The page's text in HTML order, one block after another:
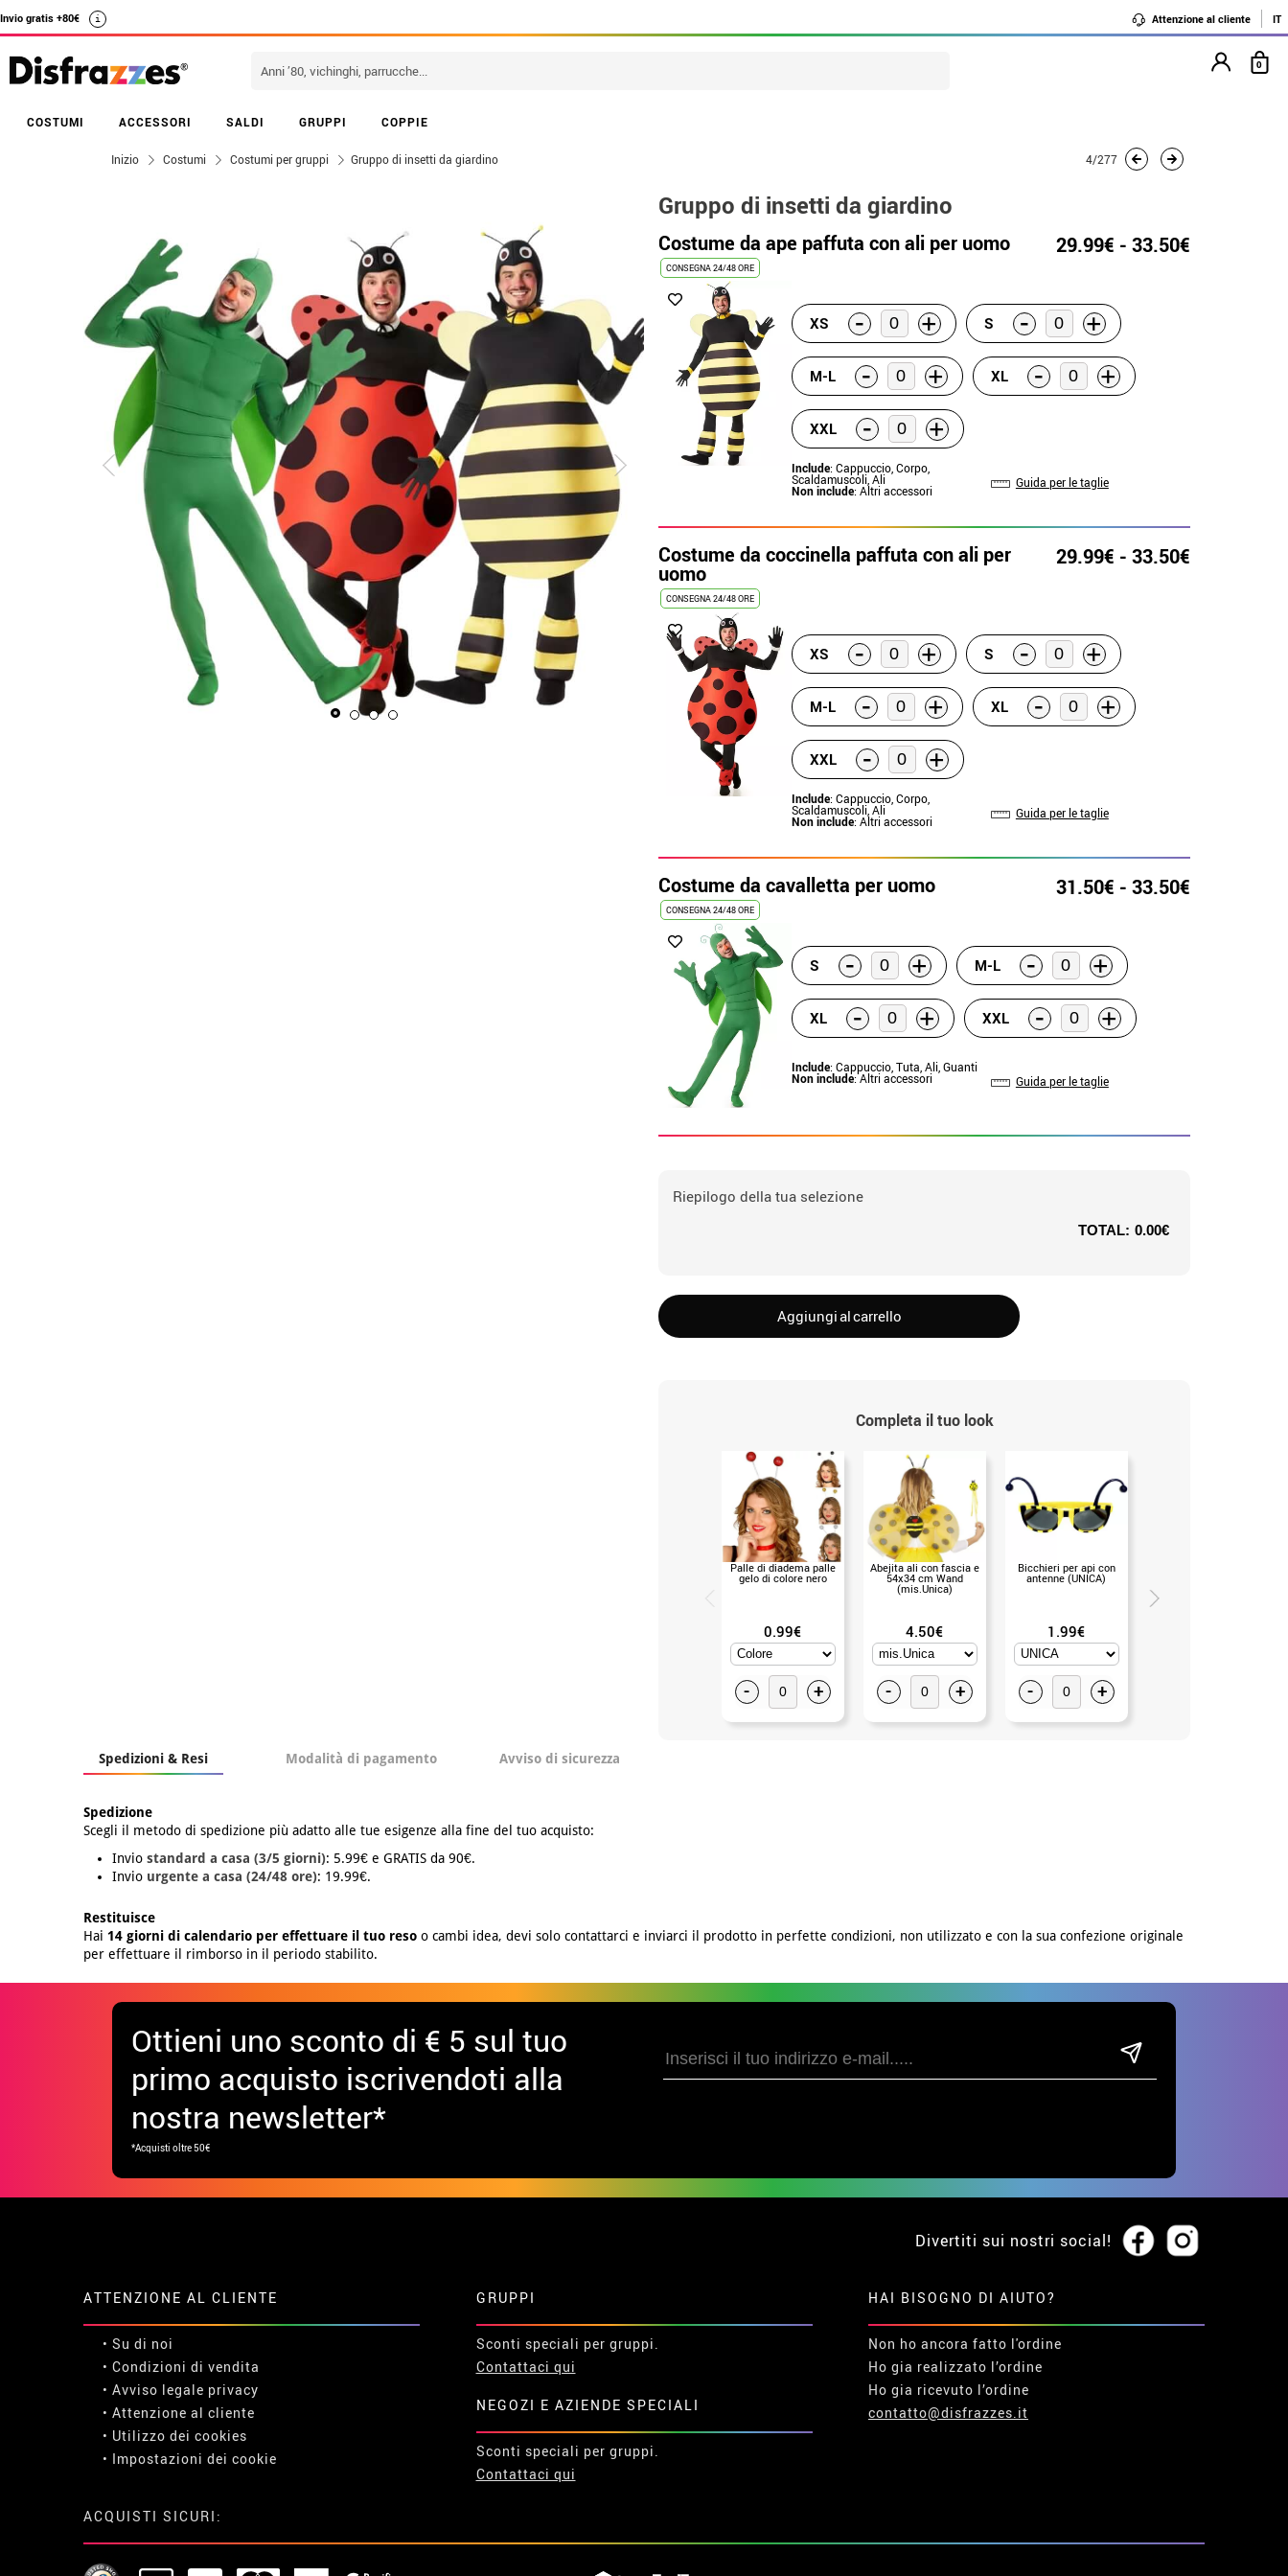
Invio gratis +80€ i Attenzione al cliente IT
COSTUMI ACCESSORI SALDI GRUPPI COPPIE
0
Inizio Costumi Costumi per gruppi Gruppo di insetti da giardino 4/277
Gruppo di insetti da giardino
Costume da ape paffuta con ali per uomo 29.99€ - 33.50€
CONSEGNA 24/48 ORE
XS - + S - +
M-L - + XL - +
XXL - +
Include: Cappuccio, Corpo,
Scaldamuscoli, Ali
Non include: Altri accessori
Guida per le taglie
Costume da coccinella paffuta con ali per
uomo
29.99€ - 33.50€
CONSEGNA 24/48 ORE
XS - + S - +
M-L - + XL - +
XXL - +
Include: Cappuccio, Corpo,
Scaldamuscoli, Ali
Non include: Altri accessori
Guida per le taglie
Costume da cavalletta per uomo 31.50€ - 33.50€
CONSEGNA 24/48 ORE
S - + M-L - +
XL - + XXL - +
Include: Cappuccio, Tuta, Ali, Guanti
Non include: Altri accessori Guida per le taglie
Riepilogo della tua selezione
TOTAL: 0.00€
Aggiungi al carrello
Completa il tuo look
Palle di diadema palle
gelo di colore nero
0.99€
- +
Abejita ali con fascia e
54x34 cm Wand
(mis.Unica)
4.50€
- +
Bicchieri per api con
antenne (UNICA)
1.99€
- +
Spedizioni & Resi Modalità di pagamento Avviso di sicurezza
Spedizione
Scegli il metodo di spedizione più adatto alle tue esigenze alla fine del tuo acquisto:
Invio standard a casa (3/5 giorni): 5.99€ e GRATIS da 90€.
Invio urgente a casa (24/48 ore): 19.99€.
Restituisce
Hai 14 giorni di calendario per effettuare il tuo reso o cambi idea, devi solo contattarci e inviarci il prodotto in perfette condizioni, non utilizzato e con la sua confezione originale
per effettuare il rimborso in il periodo stabilito.
Ottieni uno sconto di € 5 sul tuo
primo acquisto iscrivendoti alla
nostra newsletter*
*Acquisti oltre 50€
Divertiti sui nostri social!
ATTENZIONE AL CLIENTE
• Su di noi
• Condizioni di vendita
• Avviso legale privacy
• Attenzione al cliente
• Utilizzo dei cookies
• Impostazioni dei cookie
GRUPPI
Sconti speciali per gruppi.
Contattaci qui
NEGOZI E AZIENDE SPECIALI
Sconti speciali per gruppi.
Contattaci qui
HAI BISOGNO DI AIUTO?
Non ho ancora fatto l'ordine
Ho gia realizzato l’ordine
Ho gia ricevuto l’ordine
contatto@disfrazzes.it
ACQUISTI SICURI: